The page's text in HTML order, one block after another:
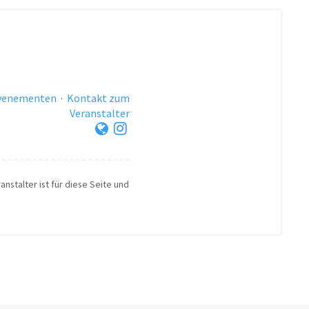
· Kontakt zum
Veranstalter
ist für diese Seite und